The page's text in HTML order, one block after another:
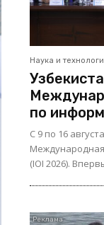
Наука и
по
С 9 по 16
(IOI 2026).